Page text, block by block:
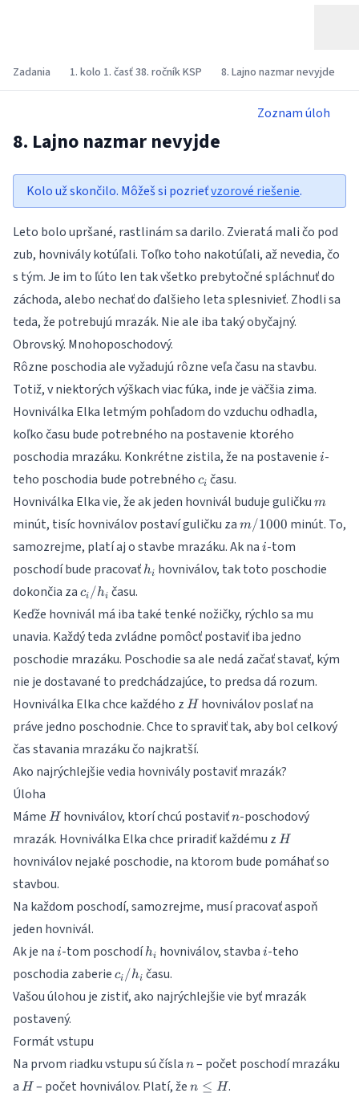
Zadania 1. kolo 1. časť 38. ročník KSP 8. Lajno nazmar nevyjde
Zoznam úloh
8. Lajno nazmar nevyjde
Kolo už skončilo. Môžeš si pozrieťvzorové riešenie.
Leto bolo upršané, rastlinám sa darilo. Zvieratá mali čo pod
zub, hovnivály kotúľali. Toľko toho nakotúľali, až nevedia, čo
s tým. Je im to ľúto len tak všetko prebytočné spláchnuť do
záchoda, alebo nechať do ďalšieho leta splesnivieť. Zhodli sa
teda, že potrebujú mrazák. Nie ale iba taký obyčajný.
Obrovský. Mnohoposchodový.
Rôzne poschodia ale vyžadujú rôzne veľa času na stavbu.
Totiž, v niektorých výškach viac fúka, inde je väčšia zima.
Hovniválka Elka letmým pohľadom do vzduchu odhadla,
koľko času bude potrebného na postavenie ktorého
poschodia mrazáku. Konkrétne zistila, že na postavenie i
i-
teho poschodia bude potrebného c_i
ci času.
Hovniválka Elka vie, že ak jeden hovnivál buduje guličku m
m
minút, tisíc hovniválov postaví guličku za m/1000
m/1000 minút. To,
samozrejme, platí aj o stavbe mrazáku. Ak na i
i-tom
poschodí bude pracovať h_i
hi hovniválov, tak toto poschodie
dokončia za c_i/h_i
ci /hi času.
Keďže hovnivál má iba také tenké nožičky, rýchlo sa mu
unavia. Každý teda zvládne pomôcť postaviť iba jedno
poschodie mrazáku. Poschodie sa ale nedá začať stavať, kým
nie je dostavané to predchádzajúce, to predsa dá rozum.
Hovniválka Elka chce každého z H
H hovniválov poslať na
práve jedno poschodnie. Chce to spraviť tak, aby bol celkový
čas stavania mrazáku čo najkratší.
Ako najrýchlejšie vedia hovnivály postaviť mrazák?
Úloha
Máme H
H hovniválov, ktorí chcú postaviťn
n-poschodový
mrazák. Hovniválka Elka chce priradiť každému z H
H
hovniválov nejaké poschodie, na ktorom bude pomáhať so
stavbou.
Na každom poschodí, samozrejme, musí pracovať aspoň
jeden hovnivál.
Ak je na i
i-tom poschodíh_i
hi hovniválov, stavba i
i-teho
poschodia zaberie c_i/h_i
ci /hi času.
Vašou úlohou je zistiť, ako najrýchlejšie vie byť mrazák
postavený.
Formát vstupu
Na prvom riadku vstupu sú čísla n
n– počet poschodí mrazáku
a H
H – počet hovniválov. Platí, žen
n ≤ H.